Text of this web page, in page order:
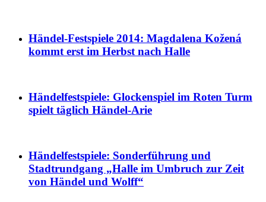
Händel-Festspiele 2014: Magdalena Kožená
kommt erst im Herbst nach Halle
Händelfestspiele: Glockenspiel im Roten Turm
spielt täglich Händel-Arie
Händelfestspiele: Sonderführung und
Stadtrundgang „Halle im Umbruch zur Zeit
von Händel und Wolff“